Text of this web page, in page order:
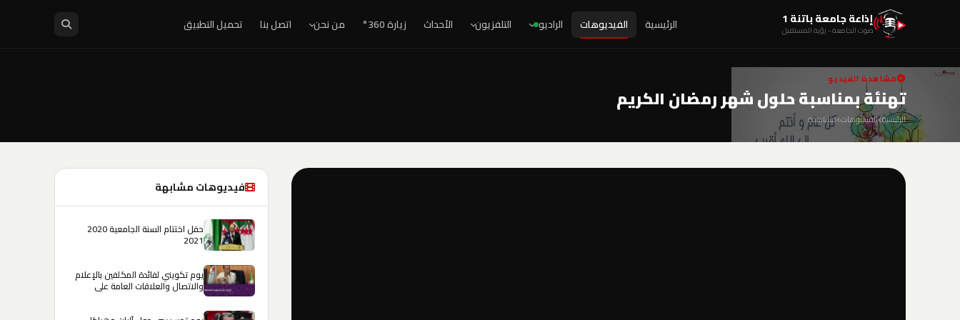
إذاعة جامعة باتنة 1
صوت الجامعة - رؤية المستقبل الرئيسية الفيديوهات الراديو التلفزيون الأحداث زيارة 360° من نحن اتصل بنا تحميل التطبيق
مشاهدة الفيديو
تهنئة بمناسبة حلول شهر رمضان الكريم
الرئيسية الفيديوهات مشاهدة
فيديوهات مشابهة
حفل اختتام السنة الجامعية 2020
2021
يوم تكويني لفائدة المكلفين بالإعلام
والاتصال والعلاقات العامة على